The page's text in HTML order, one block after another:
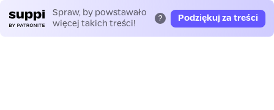
Spraw, by powstawało
więcej takich treści!
? Podziękuj za treści